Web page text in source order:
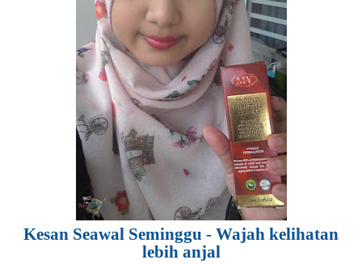
Kesan Seawal Seminggu - Wajah kelihatan
lebih anjal